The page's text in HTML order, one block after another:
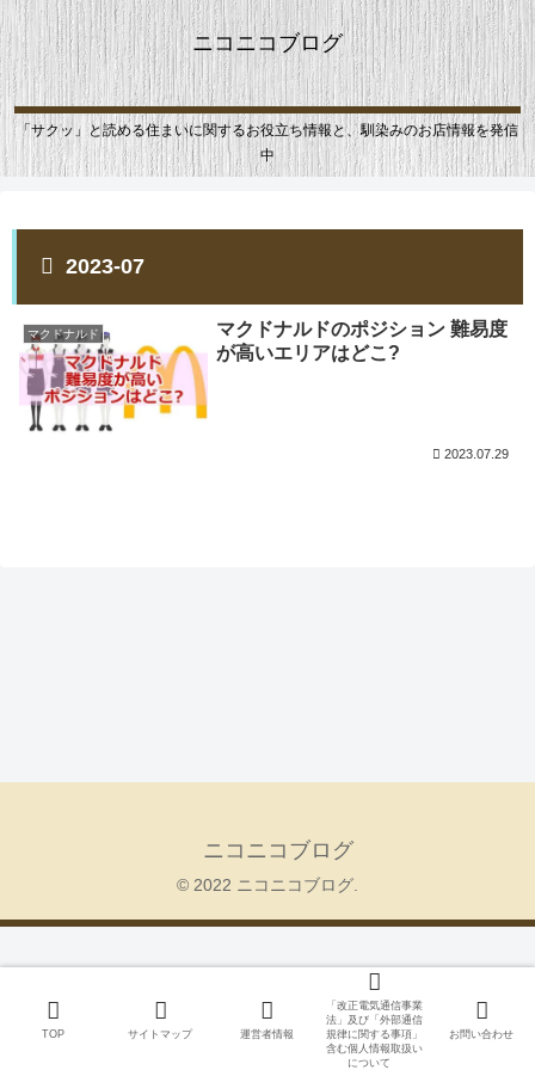
ニコニコブログ
「サクッ」と読める住まいに関するお役立ち情報と、馴染みのお店情報を発信
中
2023-07
マクドナルド
マクドナルドのポジション 難易度
が高いエリアはどこ?
2023.07.29
ニコニコブログ
© 2022 ニコニコブログ.
TOP サイトマップ 運営者情報
「改正電気通信事業
法」及び「外部通信
規律に関する事項」
含む個人情報取扱い
について
お問い合わせ